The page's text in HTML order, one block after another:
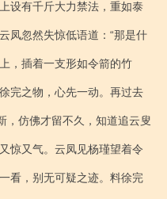
设有千斤大力禁法，重如泰
凤忽然失惊低语道：“那是什
，插着一支形如令箭的竹
完之物，心先一动。再过去
，仿佛才留不久，知道追云叟
惊又气。云凤见杨瑾望着令
看，别无可疑之迹。料徐完